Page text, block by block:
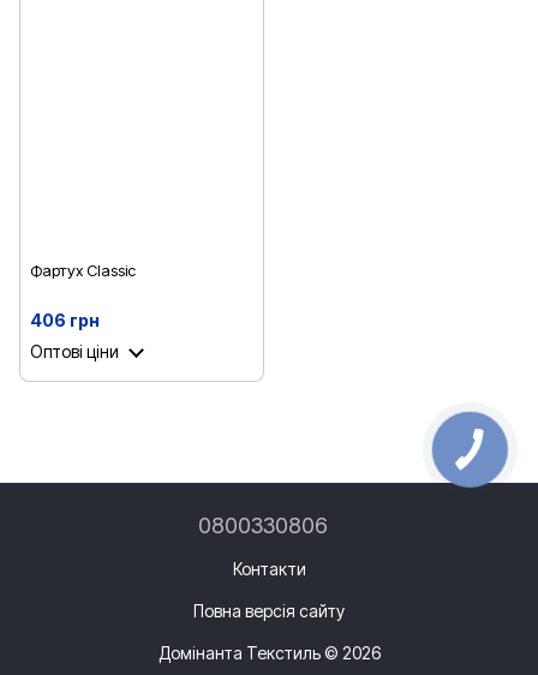
Фартух Classic
406 грн
Оптові ціни
0800330806
Контакти
Повна версія сайту
Домінанта Текстиль © 2026